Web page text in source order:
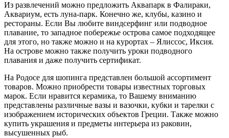
Из развлечений можно предложить Аквапарк в Фалираки,
Аквариум, есть луна-парк. Конечно же, клубы, казино и
рестораны. Если Вы любите виндсерфинг или подводное
плавание, то западное побережье острова самое подходящее
для этого, но также можно и на курортах – Ялиссос, Иксия.
На острове можно также получить уроки подводного
плавания и даже получить сертификат.
На Родосе для шопинга представлен большой ассортимент
товаров. Можно приобрести товары известных торговых
марок. Если нравится керамика, то Вашему вниманию
представлены различные вазы и вазочки, кубки и тарелки с
изображением исторических объектов Греции. Также можно
купить украшения и предметы интерьера из раковин,
высушенных рыб.